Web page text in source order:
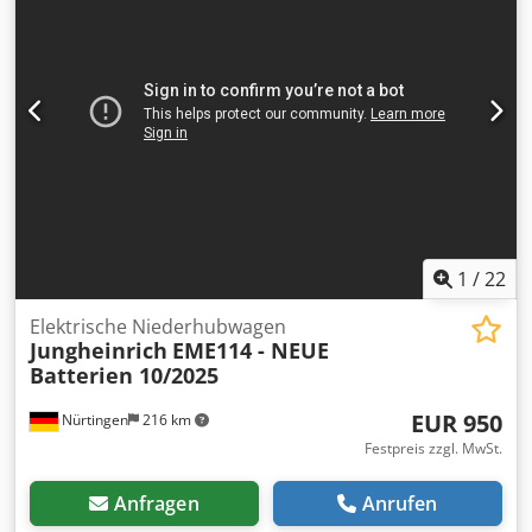
1 /22
Nürtingen 216 km
Elektrische Niederhubwagen
Jungheinrich EME114 - NEUE
Batterien 10/2025
EUR 950
Festpreis zzgl. MwSt.
Anfragen Anrufen